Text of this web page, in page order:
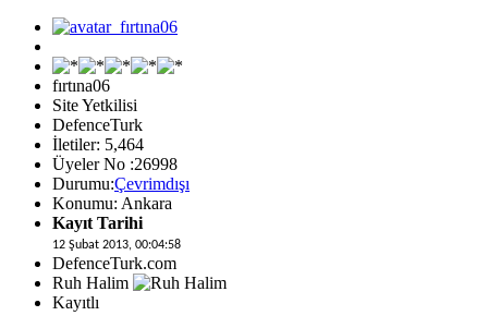
fırtına06
Site Yetkilisi
DefenceTurk
İletiler: 5,464
Üyeler No :26998
Durumu:Çevrimdışı
Konumu: Ankara
Kayıt Tarihi
12 Şubat 2013, 00:04:58
DefenceTurk.com
Ruh Halim
Kayıtlı